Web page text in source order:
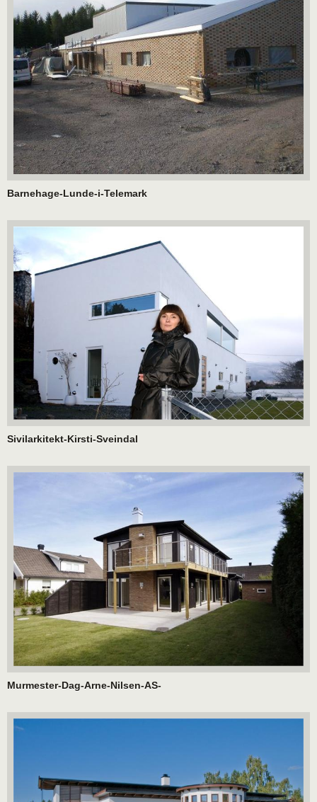
Barnehage-Lunde-i-Telemark
Sivilarkitekt-Kirsti-Sveindal
Murmester-Dag-Arne-Nilsen-AS-